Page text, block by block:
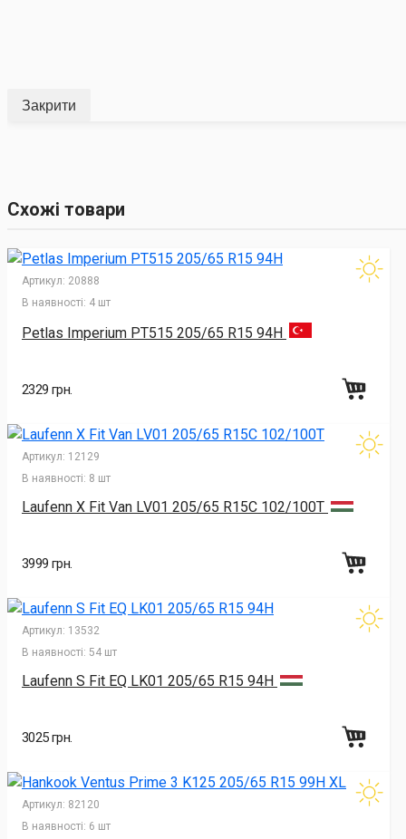
Закрити
Схожі товари
Артикул: 20888
В наявності: 4 шт
Petlas Imperium PT515 205/65 R15 94H
2329 грн.
Артикул: 12129
В наявності: 8 шт
Laufenn X Fit Van LV01 205/65 R15C 102/100T
3999 грн.
Артикул: 13532
В наявності: 54 шт
Laufenn S Fit EQ LK01 205/65 R15 94H
3025 грн.
Артикул: 82120
В наявності: 6 шт